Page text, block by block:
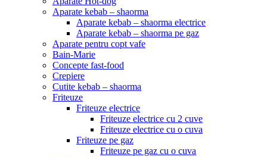
Aparate kebab – shaorma
Aparate kebab – shaorma electrice
Aparate kebab – shaorma pe gaz
Aparate pentru copt vafe
Bain-Marie
Concepte fast-food
Crepiere
Cutite kebab – shaorma
Friteuze
Friteuze electrice
Friteuze electrice cu 2 cuve
Friteuze electrice cu o cuva
Friteuze pe gaz
Friteuze pe gaz cu o cuva